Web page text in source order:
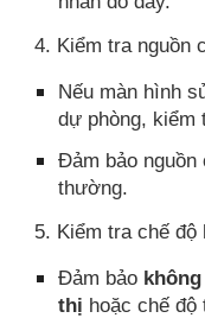
4. Kiểm tra nguồn
Nếu màn hình
dự phòng, kiểm
Đảm bảo nguồn
thường.
5. Kiểm tra chế
Đảm bảo
thị hoặc chế